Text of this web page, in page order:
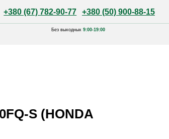
77 +380 (50) 900-88-15
S (HONDA